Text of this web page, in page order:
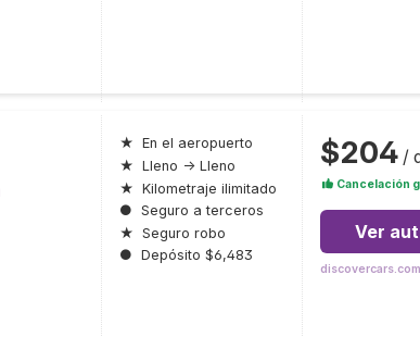
★ En el aeropuerto
★ Lleno → Lleno
★ Kilometraje ilimitado
● Seguro a terceros
★ Seguro robo
● Depósito $6,483
$204/
Cancelación
Ver
discovercars.com